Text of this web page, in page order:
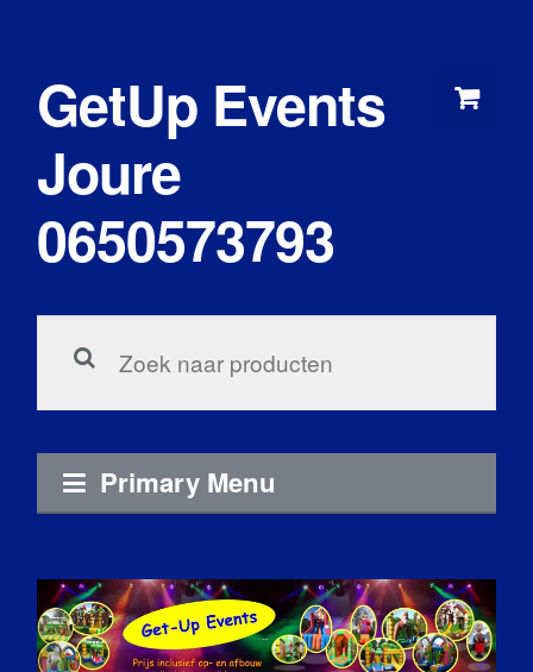
content
GetUp Events
Joure
0650573793
voor:
Primary Menu